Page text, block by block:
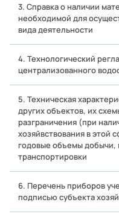
3. Справка о наличии
необходимой для
вида деятельности
4. Технологический
централизованного
5. Техническая
других объектов, их
разграничения (при
хозяйвствования в этой
годовые объемы добычи,
транспортировки
6. Перечень приборов
подписью субъекта